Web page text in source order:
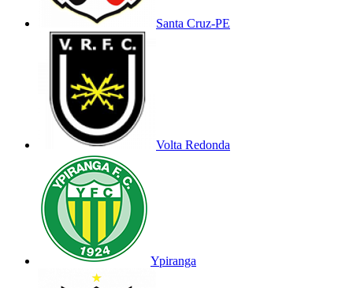
Santa Cruz-PE
Volta Redonda
Ypiranga